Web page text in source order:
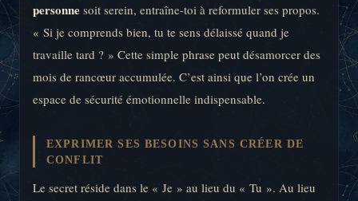
personne soit serein, entraîne-toi à reformuler ses propos.
« Si je comprends bien, tu te sens délaissé quand je
travaille tard ? » Cette simple phrase peut désamorcer des
mois de rancœur accumulée. C’est ainsi que l’on crée un
espace de sécurité émotionnelle indispensable.
EXPRIMER SES BESOINS SANS CRÉER DE
CONFLIT
Le secret réside dans le « Je » au lieu du « Tu ». Au lieu